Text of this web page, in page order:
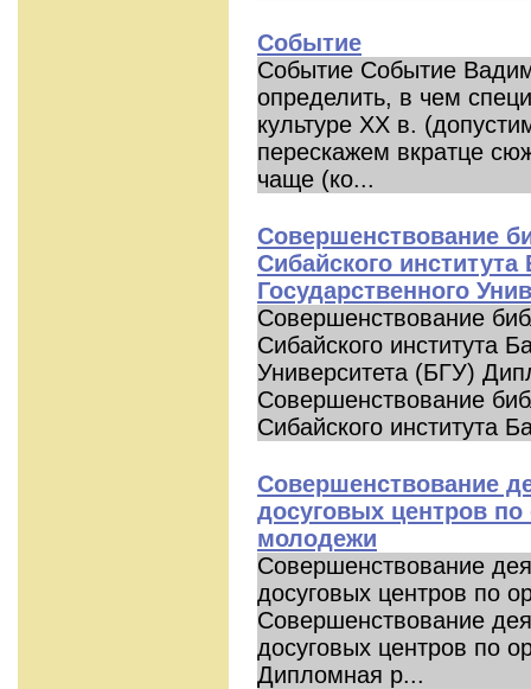
Событие
Событие Событие
определить, в чем
культуре ХХ в.
перескажем вкратце
чаще (ко...
Совершенствование
Сибайского института
Государственного
Совершенствование
Сибайского института
Университета (БГУ)
Совершенствование
Сибайского института
Совершенствование
досуговых центров по
молодежи
Совершенствование
досуговых центров по
Совершенствование
досуговых центров по
Дипломная р...